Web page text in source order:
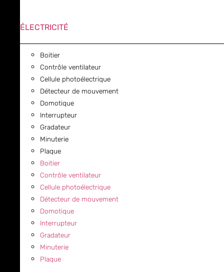
ÉLECTRICITÉ
Boitier
Contrôle ventilateur
Cellule photoélectrique
Détecteur de mouvement
Domotique
Interrupteur
Gradateur
Minuterie
Plaque
Boitier
Contrôle ventilateur
Cellule photoélectrique
Détecteur de mouvement
Domotique
Interrupteur
Gradateur
Minuterie
Plaque